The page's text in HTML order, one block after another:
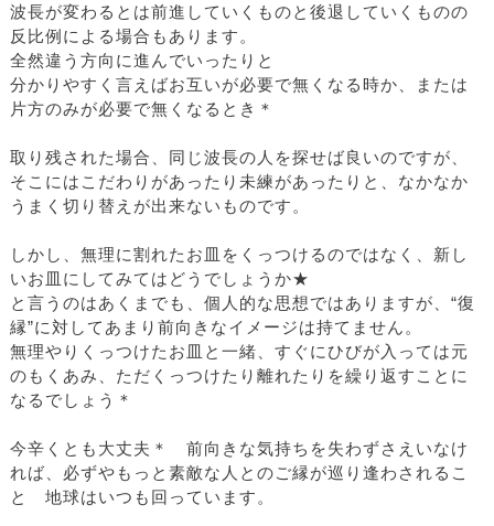
波長が変わるとは前進していくものと後退していくものの
反比例による場合もあります。
全然違う方向に進んでいったりと
分かりやすく言えばお互いが必要で無くなる時か、または
片方のみが必要で無くなるとき＊
取り残された場合、同じ波長の人を探せば良いのですが、
そこにはこだわりがあったり未練があったりと、なかなか
うまく切り替えが出来ないものです。
しかし、無理に割れたお皿をくっつけるのではなく、新し
いお皿にしてみてはどうでしょうか★
と言うのはあくまでも、個人的な思想ではありますが、“復
縁”に対してあまり前向きなイメージは持てません。
無理やりくっつけたお皿と一緒、すぐにひびが入っては元
のもくあみ、ただくっつけたり離れたりを繰り返すことに
なるでしょう＊
今辛くとも大丈夫＊ 前向きな気持ちを失わずさえいなけ
れば、必ずやもっと素敵な人とのご縁が巡り逢わされるこ
と 地球はいつも回っています。